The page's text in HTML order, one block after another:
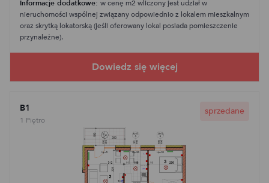
Informacje dodatkowe: w cenę m2 wliczony jest udział w
nieruchomości wspólnej związany odpowiednio z lokalem mieszkalnym
oraz skrytką lokatorską (jeśli oferowany lokal posiada pomieszczenie
przynależne).
B1
1 Piętro
sprzedane